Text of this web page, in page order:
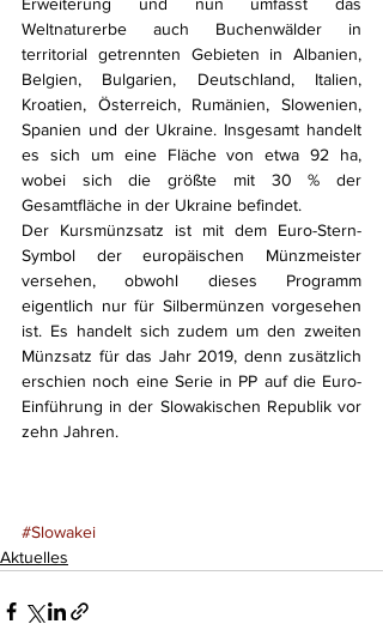
Erweiterung und nun umfasst das
Weltnaturerbe auch Buchenwälder in
territorial getrennten Gebieten in Albanien,
Belgien, Bulgarien, Deutschland, Italien,
Kroatien, Österreich, Rumänien, Slowenien,
Spanien und der Ukraine. Insgesamt handelt
es sich um eine Fläche von etwa 92 ha,
wobei sich die größte mit 30 % der
Gesamtfläche in der Ukraine befindet.
Der Kursmünzsatz ist mit dem Euro-Stern-
Symbol der europäischen Münzmeister
versehen, obwohl dieses Programm
eigentlich nur für Silbermünzen vorgesehen
ist. Es handelt sich zudem um den zweiten
Münzsatz für das Jahr 2019, denn zusätzlich
erschien noch eine Serie in PP auf die Euro-
Einführung in der Slowakischen Republik vor
zehn Jahren.
#Slowakei
Aktuelles